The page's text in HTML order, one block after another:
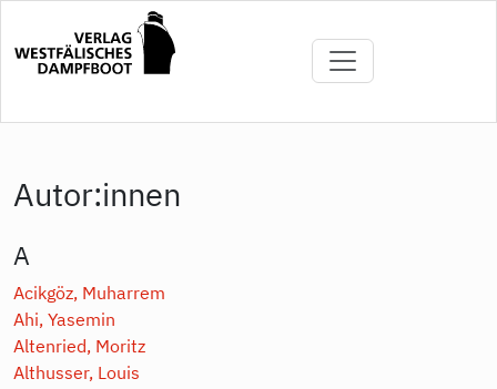
Inhalt
Autor:innen
A
Acikgöz, Muharrem
Ahi, Yasemin
Altenried, Moritz
Althusser, Louis